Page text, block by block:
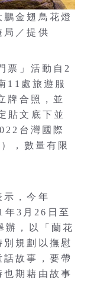
金翅鳥花燈
／提供
票」活動自2
11處旅遊服
牌合照，並
貼文底下並
台灣國際
，數量有限
示，今年
年3月26日至
辦，以「蘭花
規劃以撫慰
故事，要帶
期藉由故事